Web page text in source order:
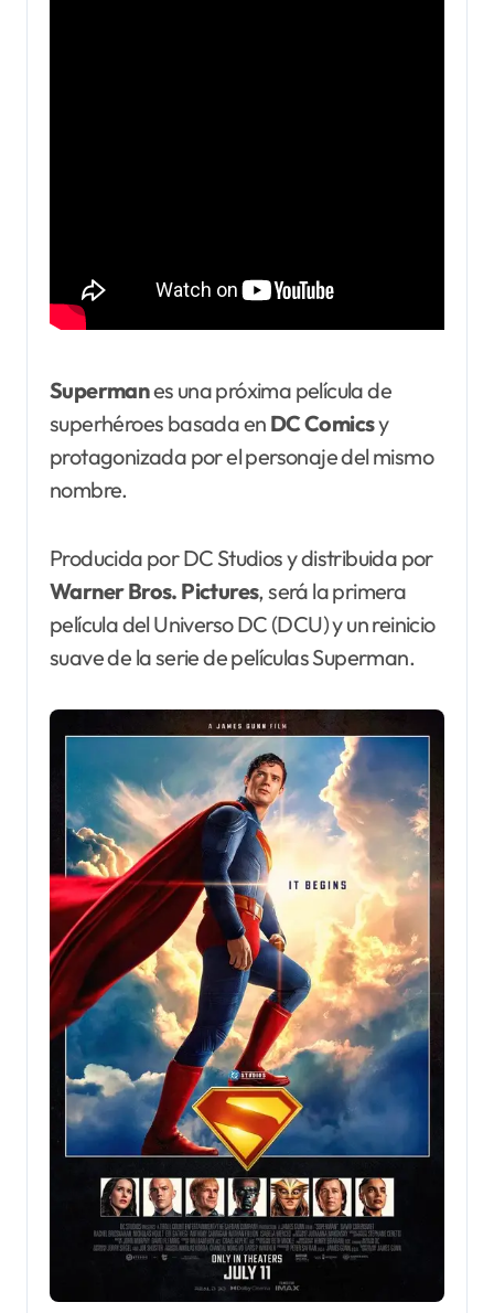
Supermanes una próxima película de
superhéroes basada en DC Comicsy
protagonizada por el personaje del mismo
nombre.
Producida por DC Studios y distribuida por
Warner Bros. Pictures, será la primera
película del Universo DC (DCU) y un reinicio
suave de la serie de películas Superman.